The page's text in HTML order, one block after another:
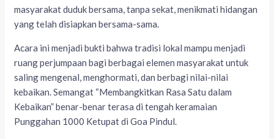
masyarakat duduk bersama, tanpa sekat, menikmati hidangan
yang telah disiapkan bersama-sama.
Acara ini menjadi bukti bahwa tradisi lokal mampu menjadi
ruang perjumpaan bagi berbagai elemen masyarakat untuk
saling mengenal, menghormati, dan berbagi nilai-nilai
kebaikan. Semangat “Membangkitkan Rasa Satu dalam
Kebaikan” benar-benar terasa di tengah keramaian
Punggahan 1000 Ketupat di Goa Pindul.